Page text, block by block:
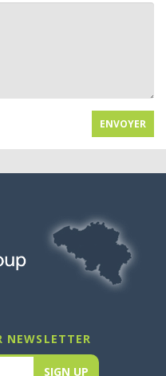
NEWSLETTER